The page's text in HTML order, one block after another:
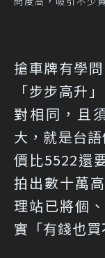
搶車牌有學
「步步高升
對相同，且
大，就是台
價比5522還
拍出數十萬
理站已將個
實「有錢也買